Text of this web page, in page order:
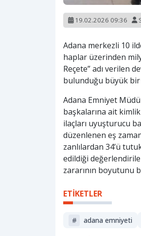
19.02.2026 09:36
Adana merkezli 10
haplar üzerinden
Reçete” adı verilen
bulunduğu büyük bir
Adana Emniyet
başkalarına ait
ilaçları uyuşturucu
düzenlenen eş
zanlılardan 34’ü
edildiği
zararının boyutunu
ETİKETLER
# adana emniyeti